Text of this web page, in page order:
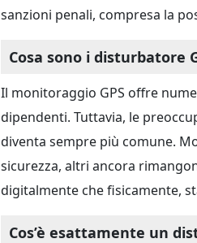
sanzioni penali, compresa la
Cosa sono i disturbatore
Il monitoraggio GPS offre
dipendenti. Tuttavia, le
diventa sempre più comune.
sicurezza, altri ancora
digitalmente che fisicamente,
Cos’è esattamente un